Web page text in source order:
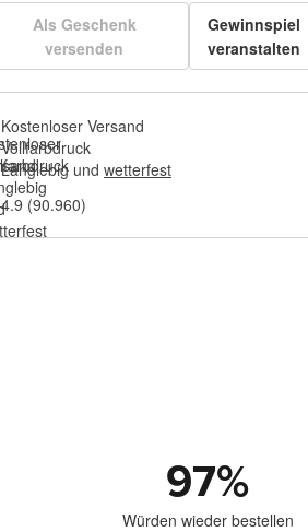
Als Geschenk
versenden
Gewinnspiel
veranstalten
Kostenloser Versand
Vollfarbdruck
Langlebig und wetterfest
4.9 (90.960)
97%
Würden wieder bestellen